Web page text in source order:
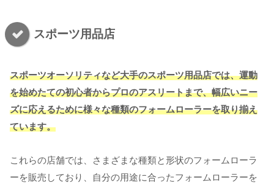
スポーツ用品店
スポーツオーソリティなど大手のスポーツ用品店では、運動
を始めたての初心者からプロのアスリートまで、幅広いニー
ズに応えるために様々な種類のフォームローラーを取り揃え
ています。
これらの店舗では、さまざまな種類と形状のフォームローラ
ーを販売しており、自分の用途に合ったフォームローラーを